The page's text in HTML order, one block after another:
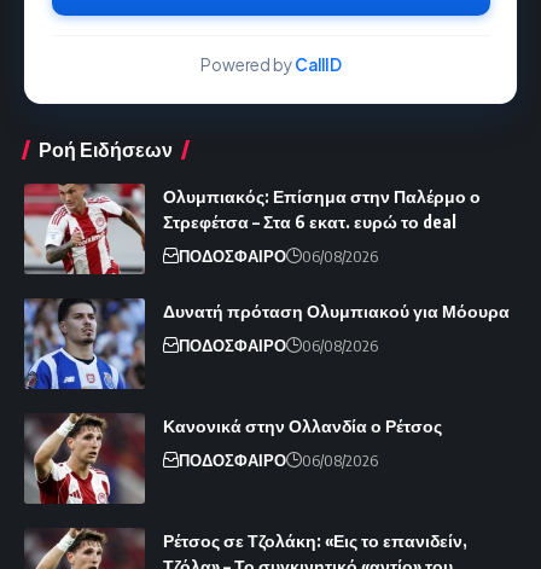
Powered byCallID
Ροή Ειδήσεων
Ολυμπιακός: Επίσημα στην Παλέρμο ο
Στρεφέτσα – Στα 6 εκατ. ευρώ το deal
ΠΟΔΟΣΦΑΙΡΟ 06/08/2026
Δυνατή πρόταση Ολυμπιακού για Μόουρα
ΠΟΔΟΣΦΑΙΡΟ 06/08/2026
Κανονικά στην Ολλανδία ο Ρέτσος
ΠΟΔΟΣΦΑΙΡΟ 06/08/2026
Ρέτσος σε Τζολάκη: «Εις το επανιδείν,